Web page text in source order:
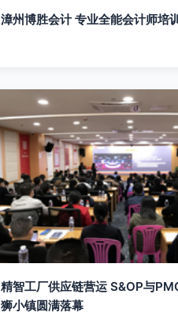
漳州博胜会计 专业全能会计师培
精智工厂供应链营运 S&OP与
狮小镇圆满落幕